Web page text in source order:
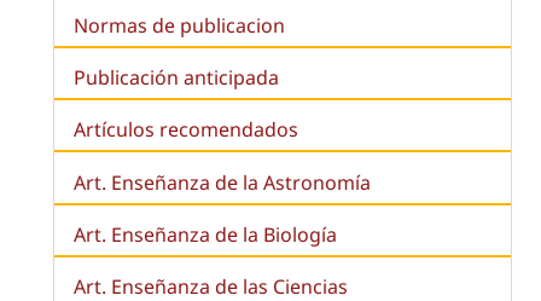
Normas de publicacion
Publicación anticipada
Artículos recomendados
Art. Enseñanza de la Astronomía
Art. Enseñanza de la Biología
Art. Enseñanza de las Ciencias